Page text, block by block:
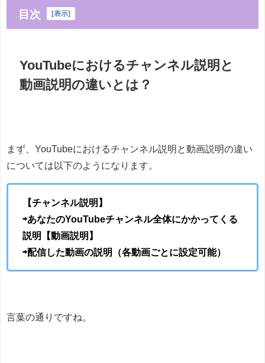
目次 [表示]
YouTubeにおけるチャンネル説明と
動画説明の違いとは？
まず、YouTubeにおけるチャンネル説明と動画説明の違い
については以下のようになります。
【チャンネル説明】
⇨あなたのYouTubeチャンネル全体にかかってくる
説明
【動画説明】
⇨配信した動画の説明（各動画ごとに設定可能）
言葉の通りですね。